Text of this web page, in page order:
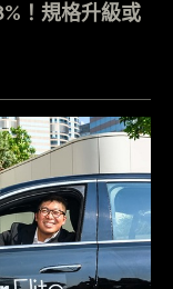
！規格升級或